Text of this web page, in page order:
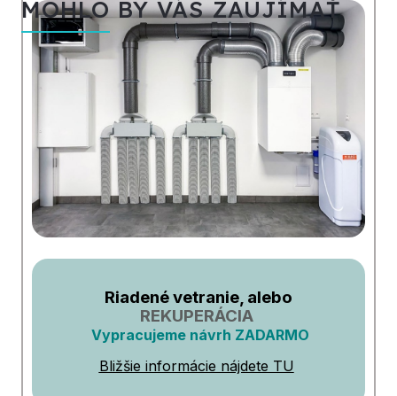
MOHLO BY VÁS ZAUJÍMAŤ
Riadené vetranie, alebo
REKUPERÁCIA
Vypracujeme návrh ZADARMO
Bližšie informácie nájdete TU